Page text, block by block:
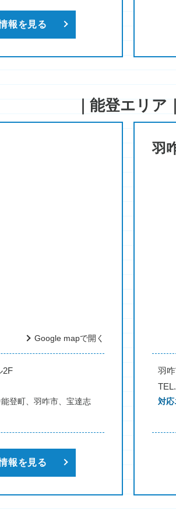
報を見る
｜能登エリア｜
Google mapで開く
2F
登町、羽咋市、宝達志
報を見る
羽
羽
対